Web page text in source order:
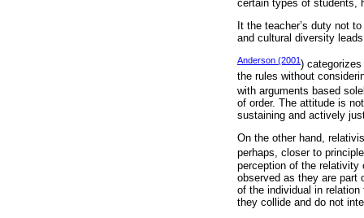
certain types of students,
It the teacher’s duty not
and cultural diversity
Anderson (2001)
the rules without
with arguments based
of order. The attitude is
sustaining and actively
On the other hand,
perhaps, closer to
perception of the relativity
observed as they are part
of the individual in
they collide and do not